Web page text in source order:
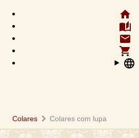
home
auto_stories
email
shopping_cart
language
Colares chevron_right Colares com lupa